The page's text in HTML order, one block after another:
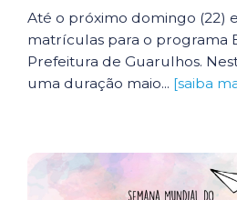
Até o próximo domingo (22)
matrículas para o programa
Prefeitura de Guarulhos.
uma duração maio... [saiba